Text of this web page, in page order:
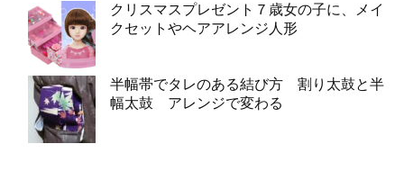
クリスマスプレゼント７歳女の子に、メイ
クセットやヘアアレンジ人形
半幅帯でタレのある結び方 割り太鼓と半
幅太鼓 アレンジで変わる